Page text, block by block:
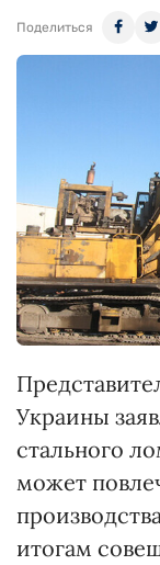
Поделиться
Украины
стального
может
итогам